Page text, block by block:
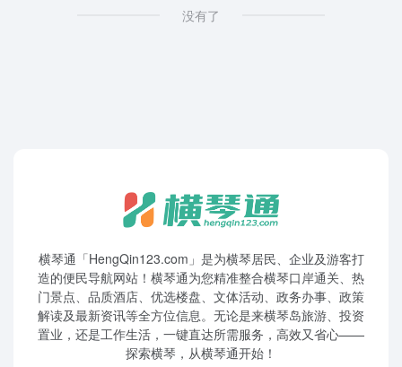
没有了
横琴通「HengQin123.com」是为横琴居民、企业及游客打
造的便民导航网站！横琴通为您精准整合横琴口岸通关、热
门景点、品质酒店、优选楼盘、文体活动、政务办事、政策
解读及最新资讯等全方位信息。无论是来横琴岛旅游、投资
置业，还是工作生活，一键直达所需服务，高效又省心——
探索横琴，从横琴通开始！